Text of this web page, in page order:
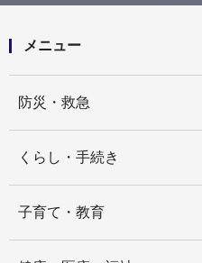
メニュー
防災・救急
くらし・手続き
子育て・教育